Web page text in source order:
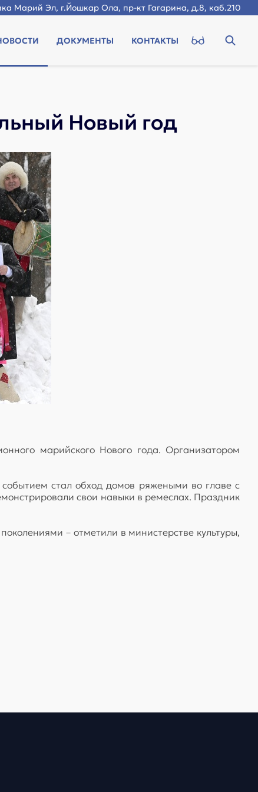
Марий Эл, г.Йошкар Ола, пр-кт Гагарина, д.8, каб.210
ДОКУМЕНТЫ КОНТАКТЫ
Новый год
марийского Нового года. Организатором
стал обход домов ряжеными во главе с
свои навыки в ремеслах. Праздник
– отметили в министерстве культуры,